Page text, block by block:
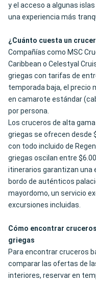
y el acceso a algunas
una experiencia más
¿Cuánto cuesta un
Compañías como MSC
Caribbean o Celestyal
griegas con tarifas de
temporada baja, el precio
en camarote estándar
por persona.
Los cruceros de alta
griegas se ofrecen desde
con todo incluido de
griegas oscilan entre
itinerarios garantizan una
bordo de auténticos
mayordomo, un servicio
excursiones incluidas.
Cómo encontrar
griegas
Para encontrar cruceros
comparar las ofertas de
interiores, reservar en